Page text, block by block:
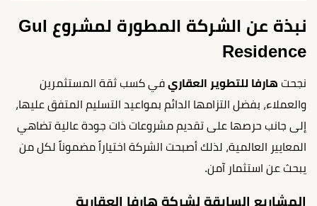
نبذة عن الشركة المطورة لمشروع Gul
Residence
نجحت هارفا للتطوير العقاري في كسب ثقة المستثمرين
والعملاء، بفضل التزامها الدائم بمواعيد التسليم المتفق عليها،
إلى جانب حرصها على تقديم مشروعات ذات جودة عالية تضاهي
المعايير العالمية، لذلك أصبحت الشركة اختياراً مضموناً لكل من
يبحث عن استثمار آمن.
المشاريع السابقة لشركة هارفا العقارية